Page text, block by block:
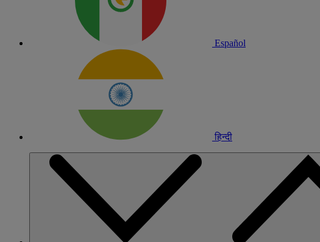
Español
हिन्दी